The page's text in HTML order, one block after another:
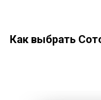
Как выбрать